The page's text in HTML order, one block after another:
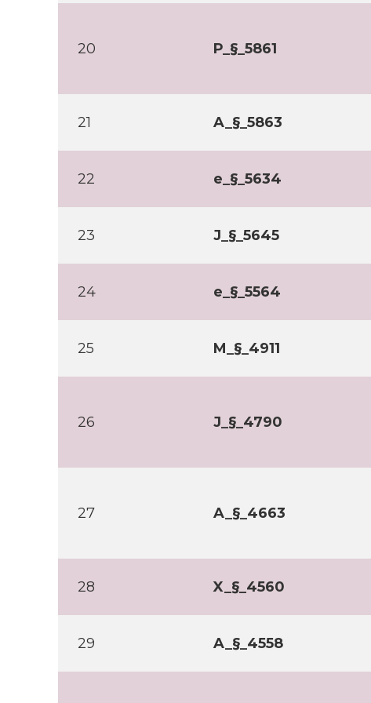
20 P_§_5861
21 A_§_5863
22 e_§_5634
23 J_§_5645
24 e_§_5564
25 M_§_4911
26 J_§_4790
27 A_§_4663
28 X_§_4560
29 A_§_4558